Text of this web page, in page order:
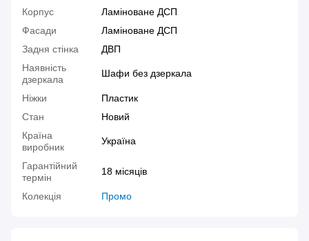
Корпус
Ламіноване ДСП
Фасади
Ламіноване ДСП
Задня стінка
ДВП
Наявність
дзеркала
Шафи без дзеркала
Ніжки
Пластик
Стан
Новий
Країна
виробник
Україна
Гарантійний
термін
18 місяців
Колекція Промо